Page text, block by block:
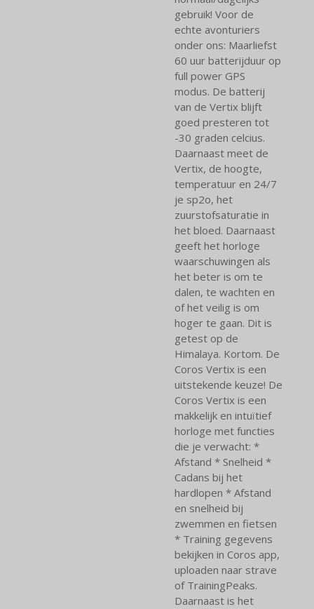
gebruik! Voor de
echte avonturiers
onder ons: Maarliefst
60 uur batterijduur op
full power GPS
modus. De batterij
van de Vertix blijft
goed presteren tot
-30 graden celcius.
Daarnaast meet de
Vertix, de hoogte,
temperatuur en 24/7
je sp2o, het
zuurstofsaturatie in
het bloed. Daarnaast
geeft het horloge
waarschuwingen als
het beter is om te
dalen, te wachten en
of het veilig is om
hoger te gaan. Dit is
getest op de
Himalaya. Kortom. De
Coros Vertix is een
uitstekende keuze! De
Coros Vertix is een
makkelijk en intuïtief
horloge met functies
die je verwacht: *
Afstand * Snelheid *
Cadans bij het
hardlopen * Afstand
en snelheid bij
zwemmen en fietsen
* Training gegevens
bekijken in Coros app,
uploaden naar strave
of TrainingPeaks.
Daarnaast is het